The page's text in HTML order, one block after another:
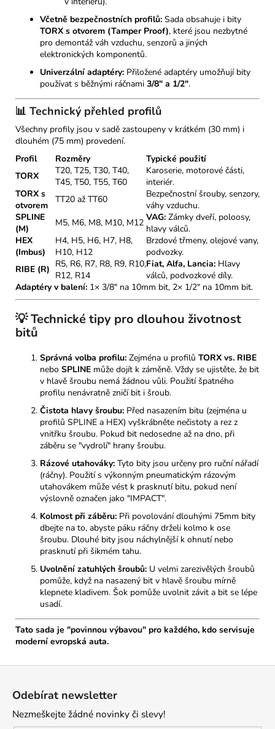
Včetně bezpečnostních profilů: Sada obsahuje i bity
TORX s otvorem (Tamper Proof), které jsou nezbytné
pro demontáž váh vzduchu, senzorů a jiných
elektronických komponentů.
Univerzální adaptéry: Přiložené adaptéry umožňují bity
používat s běžnými ráčnami 3/8" a 1/2".
📊 Technický přehled profilů
Všechny profily jsou v sadě zastoupeny v krátkém (30 mm) i
dlouhém (75 mm) provedení.
Profil
Rozměry
Typické použití
TORX
T20, T25, T30, T40,
T45, T50, T55, T60
Karoserie, motorové části,
interiér.
TORX s
otvorem
TT20 až TT60
Bezpečnostní šrouby, senzory,
váhy vzduchu.
SPLINE
(M)
M5, M6, M8, M10, M12 VAG: Zámky dveří, poloosy,
hlavy válců.
HEX
(Imbus)
H4, H5, H6, H7, H8,
H10, H12
Brzdové třmeny, olejové vany,
podvozky.
RIBE (R) R5, R6, R7, R8, R9, R10,
R12, R14
Fiat, Alfa, Lancia: Hlavy
válců, podvozkové díly.
Adaptéry v balení: 1× 3/8" na 10mm bit, 2× 1/2" na 10mm bit.
💡 Technické tipy pro dlouhou životnost
bitů
Správná volba profilu: Zejména u profilů TORX vs. RIBE
nebo SPLINE může dojít k záměně. Vždy se ujistěte, že bit
v hlavě šroubu nemá žádnou vůli. Použití špatného
profilu nenávratně zničí bit i šroub.
Čistota hlavy šroubu: Před nasazením bitu (zejména u
profilů SPLINE a HEX) vyškrábněte nečistoty a rez z
vnitřku šroubu. Pokud bit nedosedne až na dno, při
záběru se "vydrolí" hrany šroubu.
Rázové utahováky: Tyto bity jsou určeny pro ruční nářadí
(ráčny). Použití s výkonným pneumatickým rázovým
utahovákem může vést k prasknutí bitu, pokud není
výslovně označen jako "IMPACT".
Kolmost při záběru: Při povolování dlouhými 75mm bity
dbejte na to, abyste páku ráčny drželi kolmo k ose
šroubu. Dlouhé bity jsou náchylnější k ohnutí nebo
prasknutí při šikmém tahu.
Uvolnění zatuhlých šroubů: U velmi zarezivělých šroubů
pomůže, když na nasazený bit v hlavě šroubu mírně
klepnete kladivem. Šok pomůže uvolnit závit a bit se lépe
usadí.
Tato sada je "povinnou výbavou" pro každého, kdo servisuje
moderní evropská auta.
Odebírat newsletter
Nezmeškejte žádné novinky či slevy!